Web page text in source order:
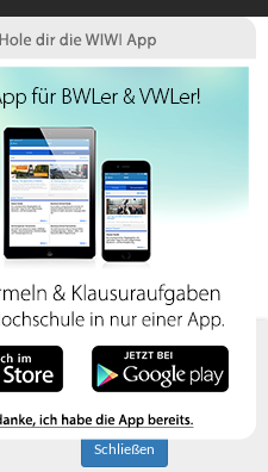
Cookies. Indem
Angebote nutzen
Sie diese
Schließen